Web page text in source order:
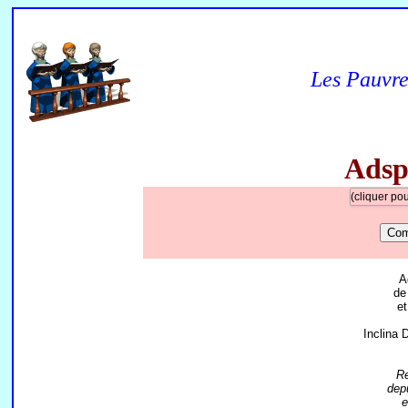
Les
(cliquer
Inclina